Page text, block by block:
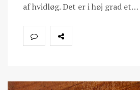
af hvidløg. Det er i høj grad et…